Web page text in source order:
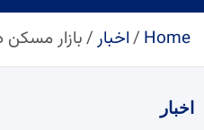
Home اخبار بازار مسکن
اخبار